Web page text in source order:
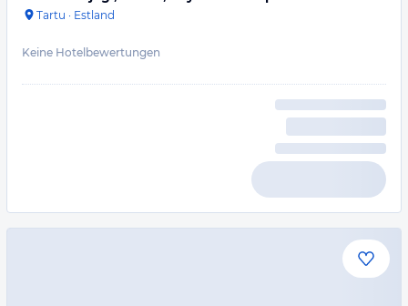
Tartu · Estland
Keine Hotelbewertungen